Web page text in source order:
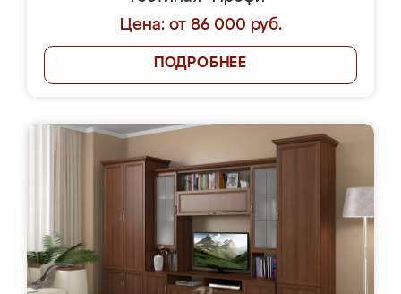
Цена: от 86 000 руб.
ПОДРОБНЕЕ